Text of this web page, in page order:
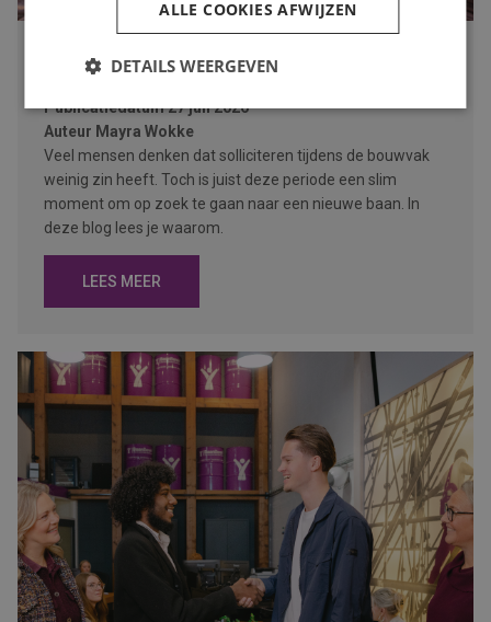
Waarom de bouwvak hét moment is om op zoek te gaan
naar een nieuwe baan
Publicatiedatum27 juli 2026
Auteur Mayra Wokke
Veel mensen denken dat solliciteren tijdens de bouwvak
weinig zin heeft. Toch is juist deze periode een slim
moment om op zoek te gaan naar een nieuwe baan. In
deze blog lees je waarom.
LEES MEER
ALLE COOKIES AFWIJZEN
DETAILS WEERGEVEN